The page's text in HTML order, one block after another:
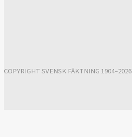
COPYRIGHT SVENSK FÄKTNING 1904–2026